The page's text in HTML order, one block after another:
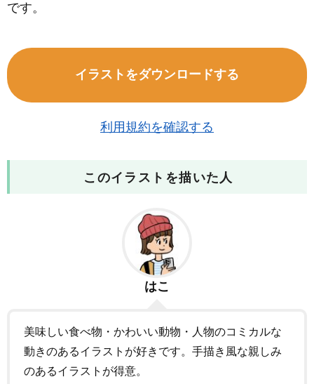
です。
イラストをダウンロードする
利用規約を確認する
このイラストを描いた人
はこ
美味しい食べ物・かわいい動物・人物のコミカルな
動きのあるイラストが好きです。手描き風な親しみ
のあるイラストが得意。